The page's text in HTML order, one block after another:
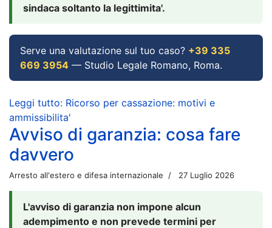
sindaca soltanto la legittimita'.
Serve una valutazione sul tuo caso? +39 335
669 3954 — Studio Legale Romano, Roma.
Leggi tutto: Ricorso per cassazione: motivi e
ammissibilita'
Avviso di garanzia: cosa fare
davvero
Arresto all'estero e difesa internazionale 27 Luglio 2026
L'avviso di garanzia non impone alcun
adempimento e non prevede termini per